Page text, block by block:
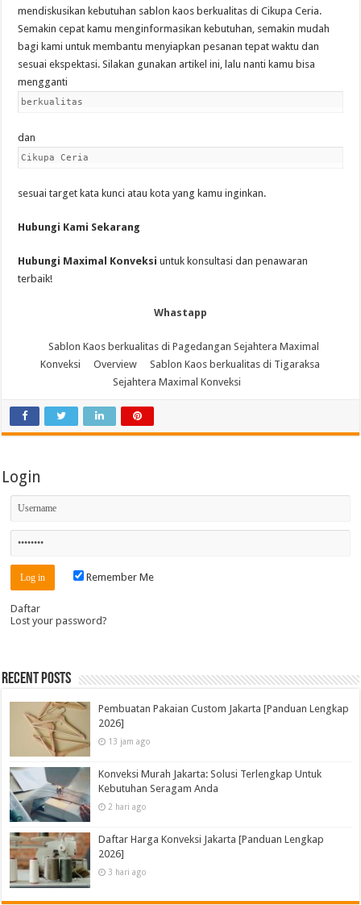
mendiskusikan kebutuhan sablon kaos berkualitas di Cikupa Ceria.
Semakin cepat kamu menginformasikan kebutuhan, semakin mudah
bagi kami untuk membantu menyiapkan pesanan tepat waktu dan
sesuai ekspektasi. Silakan gunakan artikel ini, lalu nanti kamu bisa
mengganti
berkualitas
dan
Cikupa Ceria
sesuai target kata kunci atau kota yang kamu inginkan.
Hubungi Kami Sekarang
Hubungi Maximal Konveksi untuk konsultasi dan penawaran
terbaik!
Whastapp
Sablon Kaos berkualitas di Pagedangan Sejahtera Maximal
Konveksi
Overview
Sablon Kaos berkualitas di Tigaraksa
Sejahtera Maximal Konveksi
Login
Remember Me
Daftar
Lost your password?
Recent Posts
Pembuatan Pakaian Custom Jakarta [Panduan Lengkap
2026]
13 jam ago
Konveksi Murah Jakarta: Solusi Terlengkap Untuk
Kebutuhan Seragam Anda
2 hari ago
Daftar Harga Konveksi Jakarta [Panduan Lengkap
2026]
3 hari ago